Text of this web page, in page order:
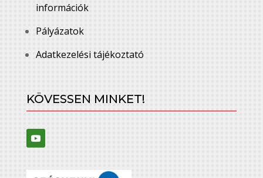
információk
Pályázatok
Adatkezelési tájékoztató
KÖVESSEN MINKET!